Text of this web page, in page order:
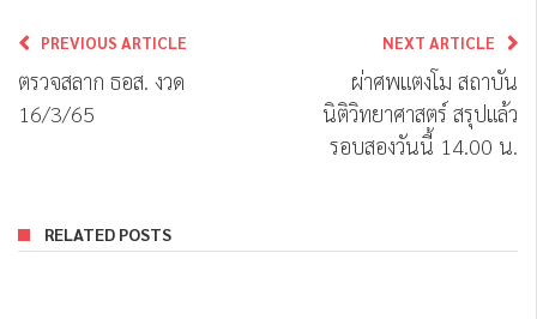
PREVIOUS ARTICLE
ตรวจสลาก ธอส. งวด
16/3/65
NEXT ARTICLE
ผ่าศพแตงโม สถาบัน
นิติวิทยาศาสตร์ สรุปแล้ว
รอบสองวันนี้ 14.00 น.
RELATED POSTS